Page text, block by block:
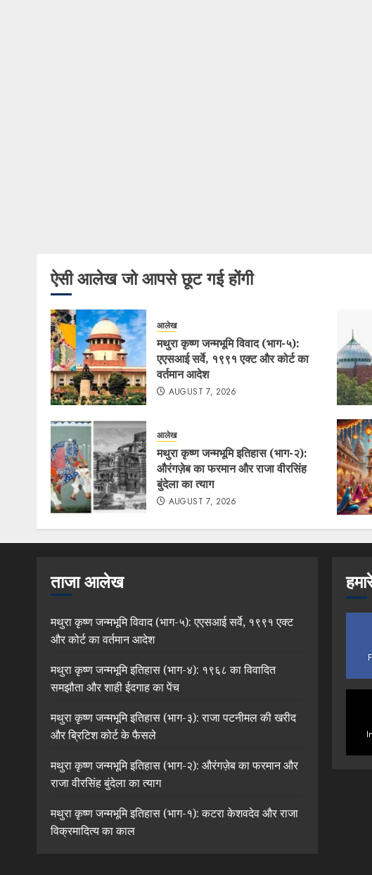
ऐसी आलेख जो आपसे छूट गई होंगी
आलेख
मथुरा कृष्ण जन्मभूमि विवाद (भाग-५):
एएसआई सर्वे, १९९१ एक्ट और कोर्ट का
वर्तमान आदेश
AUGUST 7, 2026
आलेख
मथुरा कृष्ण जन्मभूमि इतिहास (भाग-२):
औरंगज़ेब का फरमान और राजा वीरसिंह
बुंदेला का त्याग
AUGUST 7, 2026
ताजा आलेख
मथुरा कृष्ण जन्मभूमि विवाद (भाग-५): एएसआई सर्वे, १९९१ एक्ट
और कोर्ट का वर्तमान आदेश
मथुरा कृष्ण जन्मभूमि इतिहास (भाग-४): १९६८ का विवादित
समझौता और शाही ईदगाह का पेंच
मथुरा कृष्ण जन्मभूमि इतिहास (भाग-३): राजा पटनीमल की खरीद
और ब्रिटिश कोर्ट के फैसले
मथुरा कृष्ण जन्मभूमि इतिहास (भाग-२): औरंगज़ेब का फरमान और
राजा वीरसिंह बुंदेला का त्याग
मथुरा कृष्ण जन्मभूमि इतिहास (भाग-१): कटरा केशवदेव और राजा
विक्रमादित्य का काल